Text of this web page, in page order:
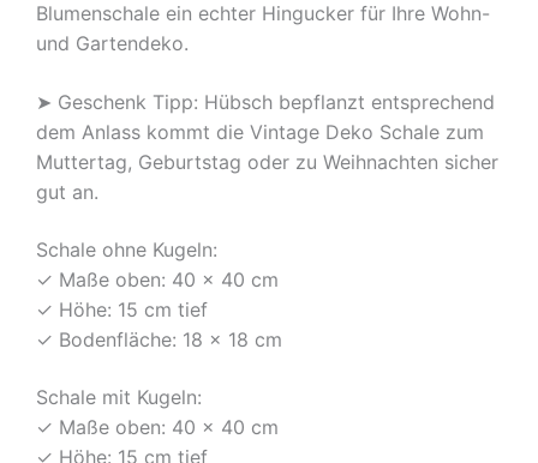
Blumenschale ein echter Hingucker für Ihre Wohn-
und Gartendeko.
➤ Geschenk Tipp: Hübsch bepflanzt entsprechend
dem Anlass kommt die Vintage Deko Schale zum
Muttertag, Geburtstag oder zu Weihnachten sicher
gut an.
Schale ohne Kugeln:
✓ Maße oben: 40 x 40 cm
✓ Höhe: 15 cm tief
✓ Bodenfläche: 18 x 18 cm
Schale mit Kugeln:
✓ Maße oben: 40 x 40 cm
✓ Höhe: 15 cm tief